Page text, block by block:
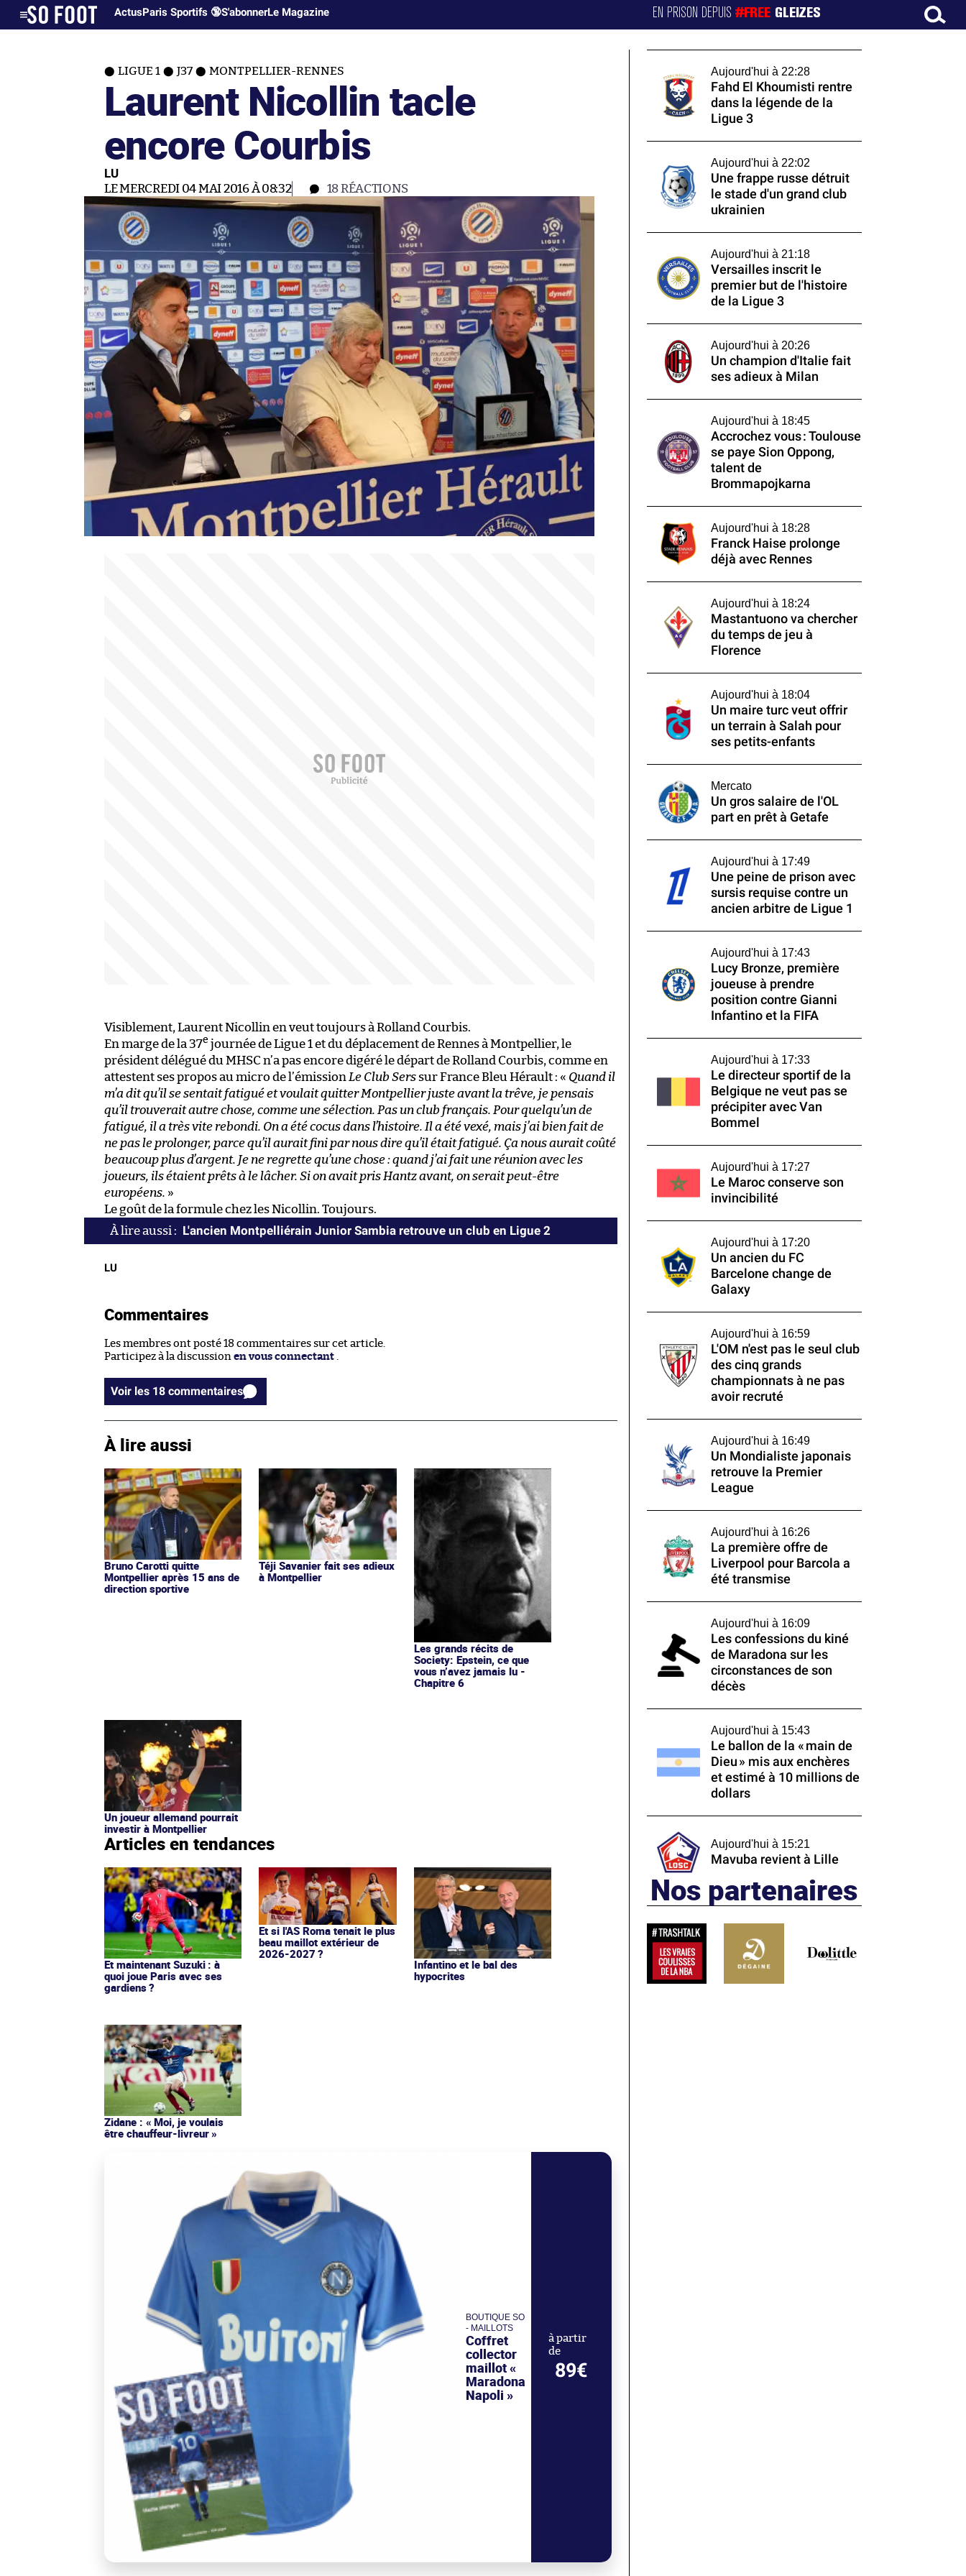
ActusParis Sportifs 🔞S'abonnerLe Magazine EN PRISON DEPUIS#FREE GLEIZES
LIGUE 1 J37 MONTPELLIER-RENNES
Laurent Nicollin tacle
encore Courbis
LU
LE MERCREDI 04 MAI 2016 À 08:32 18RÉACTIONS
Visiblement, Laurent Nicollin en veut toujours à Rolland Courbis.
En marge de la 37e journée de Ligue 1 et du déplacement de Rennes à Montpellier, le
président délégué du MHSC n’a pas encore digéré le départ de Rolland Courbis, comme en
attestent ses propos au micro de l’émission Le Club Sers sur France Bleu Hérault : « Quand il
m’a dit qu’il se sentait fatigué et voulait quitter Montpellier juste avant la trêve, je pensais
qu’il trouverait autre chose, comme une sélection. Pas un club français. Pour quelqu’un de
fatigué, il a très vite rebondi. On a été cocus dans l’histoire. Il a été vexé, mais j’ai bien fait de
ne pas le prolonger, parce qu’il aurait fini par nous dire qu’il était fatigué. Ça nous aurait coûté
beaucoup plus d’argent. Je ne regrette qu’une chose : quand j’ai fait une réunion avec les
joueurs, ils étaient prêts à le lâcher. Si on avait pris Hantz avant, on serait peut-être
européens. »
Le goût de la formule chez les Nicollin. Toujours.
L'ancien Montpelliérain Junior Sambia retrouve un club en Ligue 2
LU
Commentaires
Les membres ont posté 18 commentaires sur cet article.
Participez à la discussion en vous connectant .
Voir les 18 commentaires
À lire aussi
Bruno Carotti quitte
Montpellier après 15 ans de
direction sportive
Téji Savanier fait ses adieux
à Montpellier
Les grands récits de
Society: Epstein, ce que
vous n’avez jamais lu -
Chapitre 6
Un joueur allemand pourrait
investir à Montpellier
Articles en tendances
Et maintenant Suzuki : à
quoi joue Paris avec ses
gardiens ?
Et si l'AS Roma tenait le plus
beau maillot extérieur de
2026-2027 ?
Infantino et le bal des
hypocrites
Zidane : « Moi, je voulais
être chauffeur-livreur »
BOUTIQUE SO
- MAILLOTS
Coffret
collector
maillot «
Maradona
Napoli »
à partir
de
89€
Aujourd'hui à 22:28
Fahd El Khoumisti rentre
dans la légende de la
Ligue 3
Aujourd'hui à 22:02
Une frappe russe détruit
le stade d'un grand club
ukrainien
Aujourd'hui à 21:18
Versailles inscrit le
premier but de l'histoire
de la Ligue 3
Aujourd'hui à 20:26
Un champion d'Italie fait
ses adieux à Milan
Aujourd'hui à 18:45
Accrochez vous : Toulouse
se paye Sion Oppong,
talent de
Brommapojkarna
Aujourd'hui à 18:28
Franck Haise prolonge
déjà avec Rennes
Aujourd'hui à 18:24
Mastantuono va chercher
du temps de jeu à
Florence
Aujourd'hui à 18:04
Un maire turc veut offrir
un terrain à Salah pour
ses petits-enfants
Mercato
Un gros salaire de l'OL
part en prêt à Getafe
Aujourd'hui à 17:49
Une peine de prison avec
sursis requise contre un
ancien arbitre de Ligue 1
Aujourd'hui à 17:43
Lucy Bronze, première
joueuse à prendre
position contre Gianni
Infantino et la FIFA
Aujourd'hui à 17:33
Le directeur sportif de la
Belgique ne veut pas se
précipiter avec Van
Bommel
Aujourd'hui à 17:27
Le Maroc conserve son
invincibilité
Aujourd'hui à 17:20
Un ancien du FC
Barcelone change de
Galaxy
Aujourd'hui à 16:59
L'OM n'est pas le seul club
des cinq grands
championnats à ne pas
avoir recruté
Aujourd'hui à 16:49
Un Mondialiste japonais
retrouve la Premier
League
Aujourd'hui à 16:26
La première offre de
Liverpool pour Barcola a
été transmise
Aujourd'hui à 16:09
Les confessions du kiné
de Maradona sur les
circonstances de son
décès
Aujourd'hui à 15:43
Le ballon de la « main de
Dieu » mis aux enchères
et estimé à 10 millions de
dollars
Aujourd'hui à 15:21
Mavuba revient à Lille
Nos partenaires